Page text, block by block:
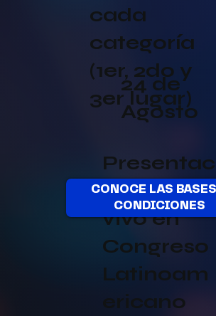
cada
categoría
(1er, 2do y
3er lugar)
24 de
Agosto
Presentac
ión en
vivo en
Congreso
Latinoam
ericano
CONOCE LAS
CONDICIONES